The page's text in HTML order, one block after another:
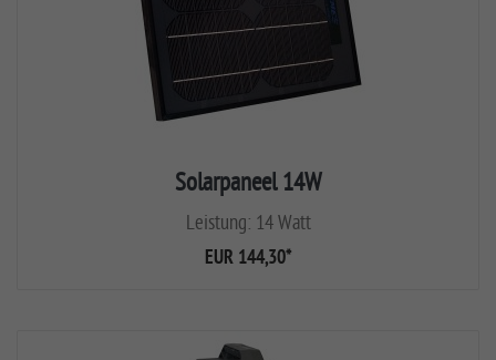
Solarpaneel 14W
Leistung: 14 Watt
EUR 144,30*